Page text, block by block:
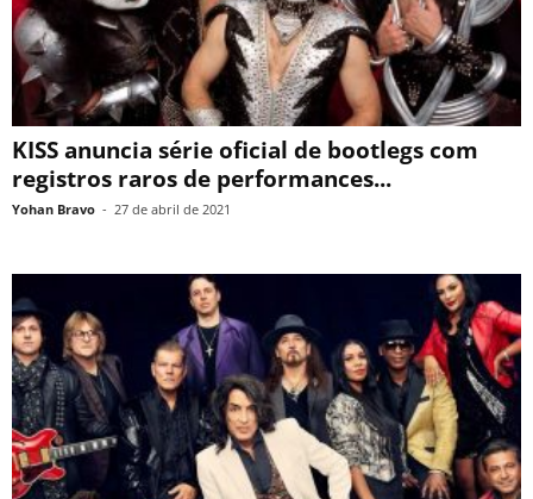
KISS anuncia série oficial de bootlegs com
registros raros de performances...
Yohan Bravo - 27 de abril de 2021